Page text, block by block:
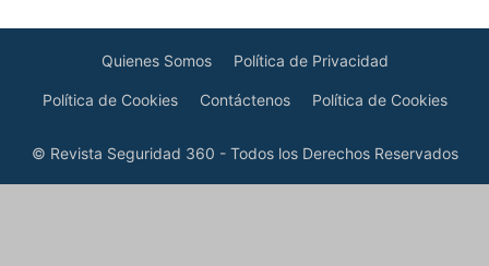
Quienes Somos Política de Privacidad
Política de Cookies Contáctenos Política de Cookies
© Revista Seguridad 360 - Todos los Derechos Reservados